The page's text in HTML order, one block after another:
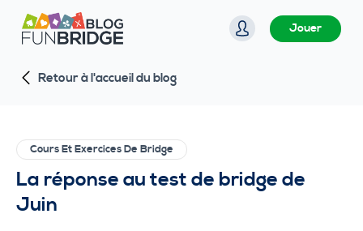
P
a
s
a
c
o
Jouer
Retour à l'accueil du blog
Cours Et Exercices De Bridge
La réponse au test de bridge de
Juin